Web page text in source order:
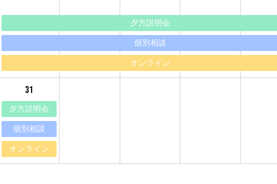
夕方説明会
個別相談
オンライン
31
夕方説明会
個別相談
オンライン